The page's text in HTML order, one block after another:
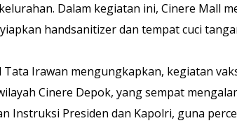
Dalam kegiatan ini, Cinere Mall
handsanitizer dan tempat cuci
Tata Irawan mengungkapkan, kegiatan
Cinere Depok, yang sempat
Instruksi Presiden dan Kapolri, guna